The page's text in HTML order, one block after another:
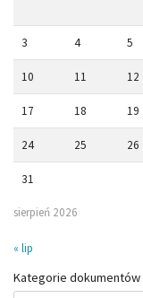
sierpień 2026
3 4 5
10 11 12
17 18 19
24 25 26
31
« lip
Kategorie dokumentów